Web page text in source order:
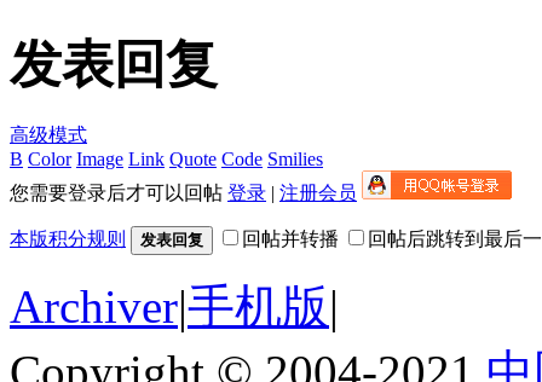
发表回复
高级模式
B Color Image Link Quote Code Smilies
您需要登录后才可以回帖 登录 | 注册会员
本版积分规则 发表回复 回帖并转播 回帖后跳转到最后
Archiver|手机版|